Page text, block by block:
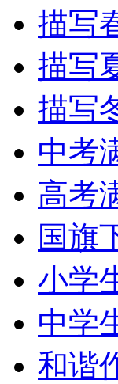
描写
描写
描写
中考
高考
国旗
小学
中学
和谐